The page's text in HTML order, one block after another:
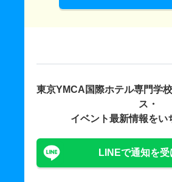
東京YMCA国際ホテル専門学
ス・
イベント最新情報をい
LINEで通知を受